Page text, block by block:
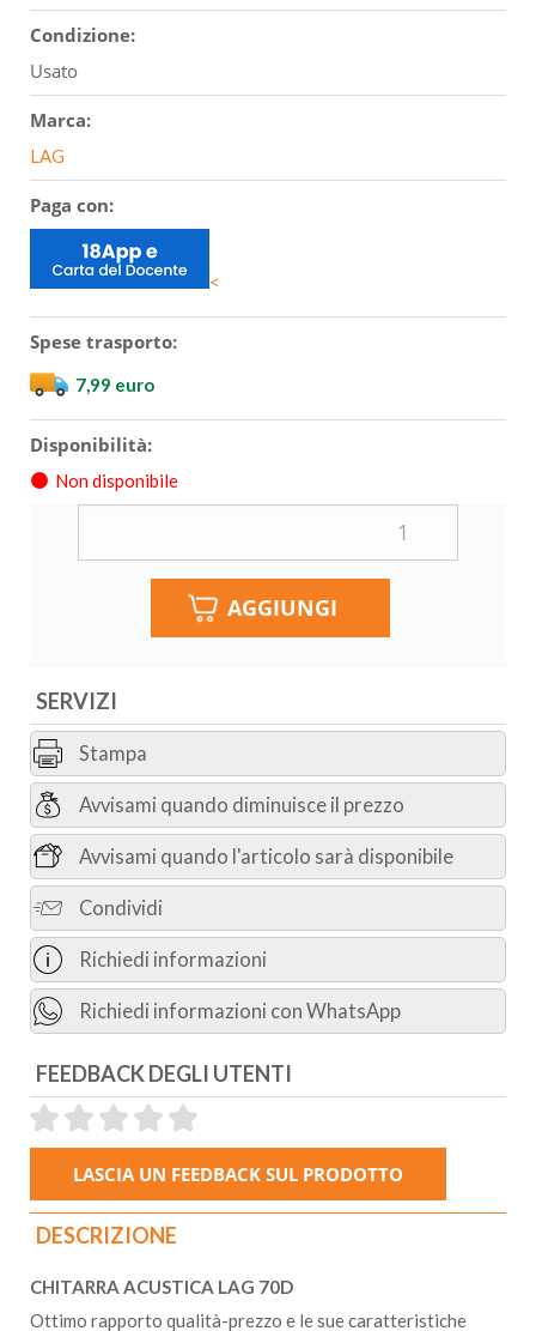
Condizione:
Usato
Marca:
LAG
Paga con:
<
Spese trasporto:
7,99 euro
Disponibilità:
Non disponibile
SERVIZI
Stampa
Avvisami quando diminuisce il prezzo
Avvisami quando l'articolo sarà disponibile
Condividi
Richiedi informazioni
Richiedi informazioni con WhatsApp
FEEDBACK DEGLI UTENTI
DESCRIZIONE
CHITARRA ACUSTICA LAG 70D
Ottimo rapporto qualità-prezzo e le sue caratteristiche